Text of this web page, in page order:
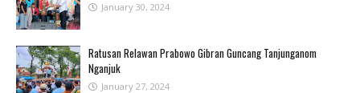
January 30, 2024
Ratusan Relawan Prabowo Gibran Guncang Tanjunganom
Nganjuk
January 27, 2024